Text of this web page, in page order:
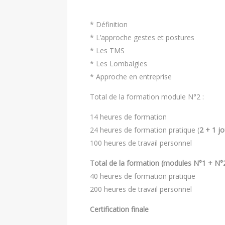
* Définition
* L’approche gestes et postures
* Les TMS
* Les Lombalgies
* Approche en entreprise
Total de la formation module N°2 :
14 heures de formation
24 heures de formation pratique (2 + 1
100 heures de travail personnel
Total de la formation (modules N°1 +
40 heures de formation pratique
200 heures de travail personnel
Certification finale